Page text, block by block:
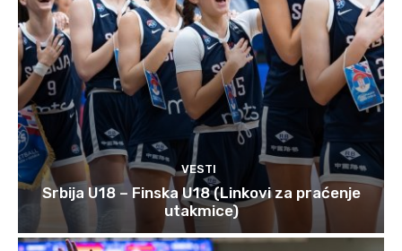
VESTI
Srbija U18 – Finska U18 (Linkovi za praćenje
utakmice)